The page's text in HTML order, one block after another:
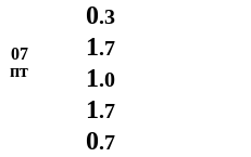
07
пт
0.3
1.7
1.0
1.7
0.7